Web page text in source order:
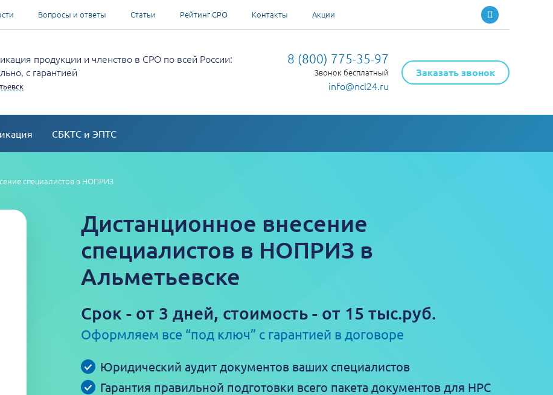
Вопросы и ответы Статьи Рейтинг СРО Контакты Акции
продукции и членство в СРО по всей России:
с гарантией
8 (800) 775-35-97
Звонок бесплатный
info@ncl24.ru
Заказать звонок
СБКТС и ЭПТС
специалистов в НОПРИЗ
Дистанционное внесение
специалистов в НОПРИЗ в
Альметьевске
Срок - от 3 дней, стоимость - от 15 тыс.руб.
Оформляем все “под ключ” с гарантией в договоре
Юридический аудит документов ваших специалистов
Гарантия правильной подготовки всего пакета документов для НРС